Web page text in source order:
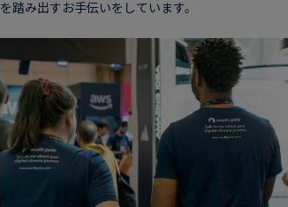
を踏み出すお手伝いをしています。